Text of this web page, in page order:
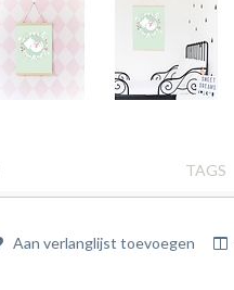
TAGS
Aan verlanglijst toevoegen